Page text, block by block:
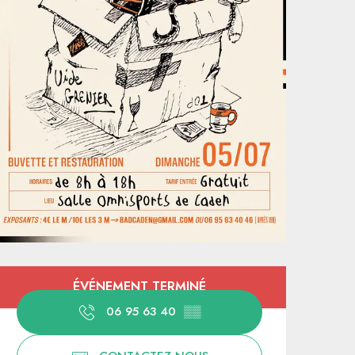
et coordonnées
ÉVÉNEMENT TERMINÉ
06 95 63 40 ▒▒